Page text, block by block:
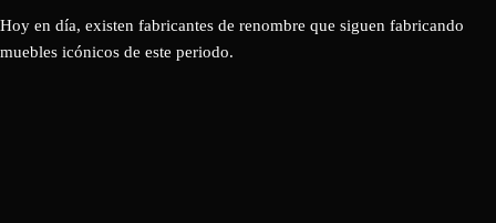
Hoy en día, existen fabricantes de renombre que siguen fabricando
muebles icónicos de este periodo.